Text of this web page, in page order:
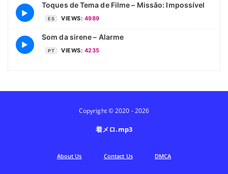
▶
Toques de Tema de Filme – Missão: Impossível
ES VIEWS: 4989
▶
Som da sirene – Alarme
PT VIEWS: 4235
Copyright © 2020 - 2026
着メロ.mp3
Аbout Us Contact Us DMCA